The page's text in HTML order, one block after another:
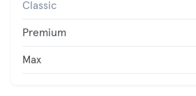
Classic
Premium
Max